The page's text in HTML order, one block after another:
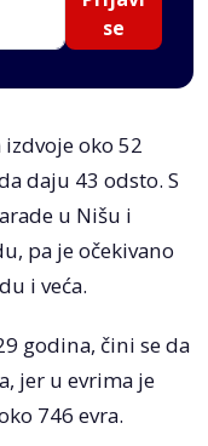
se
izdvoje oko 52
daju 43 odsto. S
u Nišu i
pa je očekivano
i veća.
godina, čini se da
jer u evrima je
746 evra.